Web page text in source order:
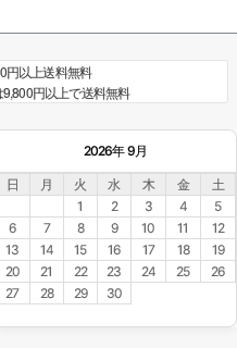
円以上送料無料
円以上で送料無料
2026年 9月
日 月 火 水 木 金
土
1
2 3 4
5
6
7 8 9 10 11
12
13
14 15 16 17 18
19
20
21 22 23 24 25
26
27
28 29 30